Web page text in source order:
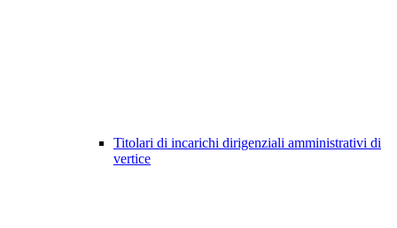
Titolari di incarichi dirigenziali amministrativi di
vertice